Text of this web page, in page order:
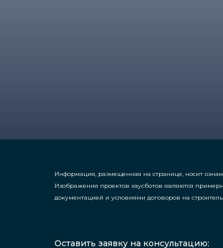
Информация, размещенная на странице, носит
Изображения проектов хаусботов являются
документацией и условиями договоров на
Оставить заявку на консультацию: